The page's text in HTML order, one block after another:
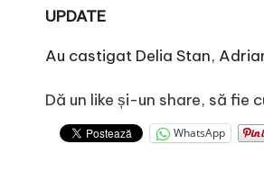
UPDATE
Au castigat Delia Stan,
Dă un like și-un share, să fie
WhatsApp